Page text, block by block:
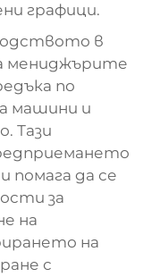
графици.
в
мениджърите
по
машини и
Тази
помага да се
за
на
на
с